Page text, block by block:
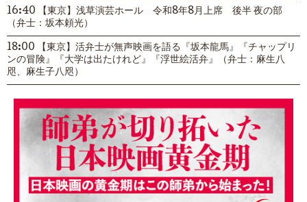
16:40 【東京】浅草演芸ホール 令和8年8月上席 後半 夜の部
（弁士：坂本頼光）
18:00 【東京】活弁士が無声映画を語る『坂本龍馬』『チャップリ
ンの冒険』『大学は出たけれど』『浮世絵活弁』（弁士：麻生八
咫、麻生子八咫）